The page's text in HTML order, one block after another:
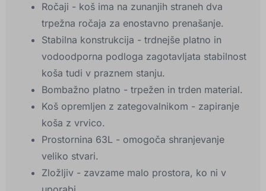
Ročaji - koš ima na zunanjih straneh dva
trpežna ročaja za enostavno prenašanje.
Stabilna konstrukcija - trdnejše platno in
vodoodporna podloga zagotavljata stabilnost
koša tudi v praznem stanju.
Bombažno platno - trpežen in trden material.
Koš opremljen z zategovalnikom - zapiranje
koša z vrvico.
Prostornina 63L - omogoča shranjevanje
veliko stvari.
Zložljiv - zavzame malo prostora, ko ni v